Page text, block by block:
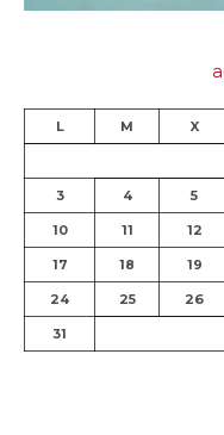
L M X
3 4 5
10 11 12
17 18 19
24 25 26
31